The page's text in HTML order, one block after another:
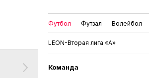
ФЕВРАЛЬ МАРТ
Футбол Футзал Волейбол
LEON-Вторая лига «А»
Команда